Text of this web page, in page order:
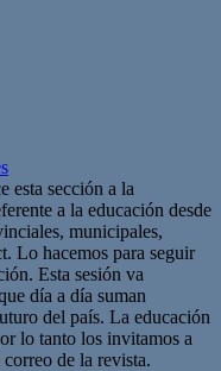
esta sección a la
a la educación desde
municipales,
Lo hacemos para seguir
Esta sesión va
día a día suman
del país. La educación
lo tanto los invitamos a
de la revista.